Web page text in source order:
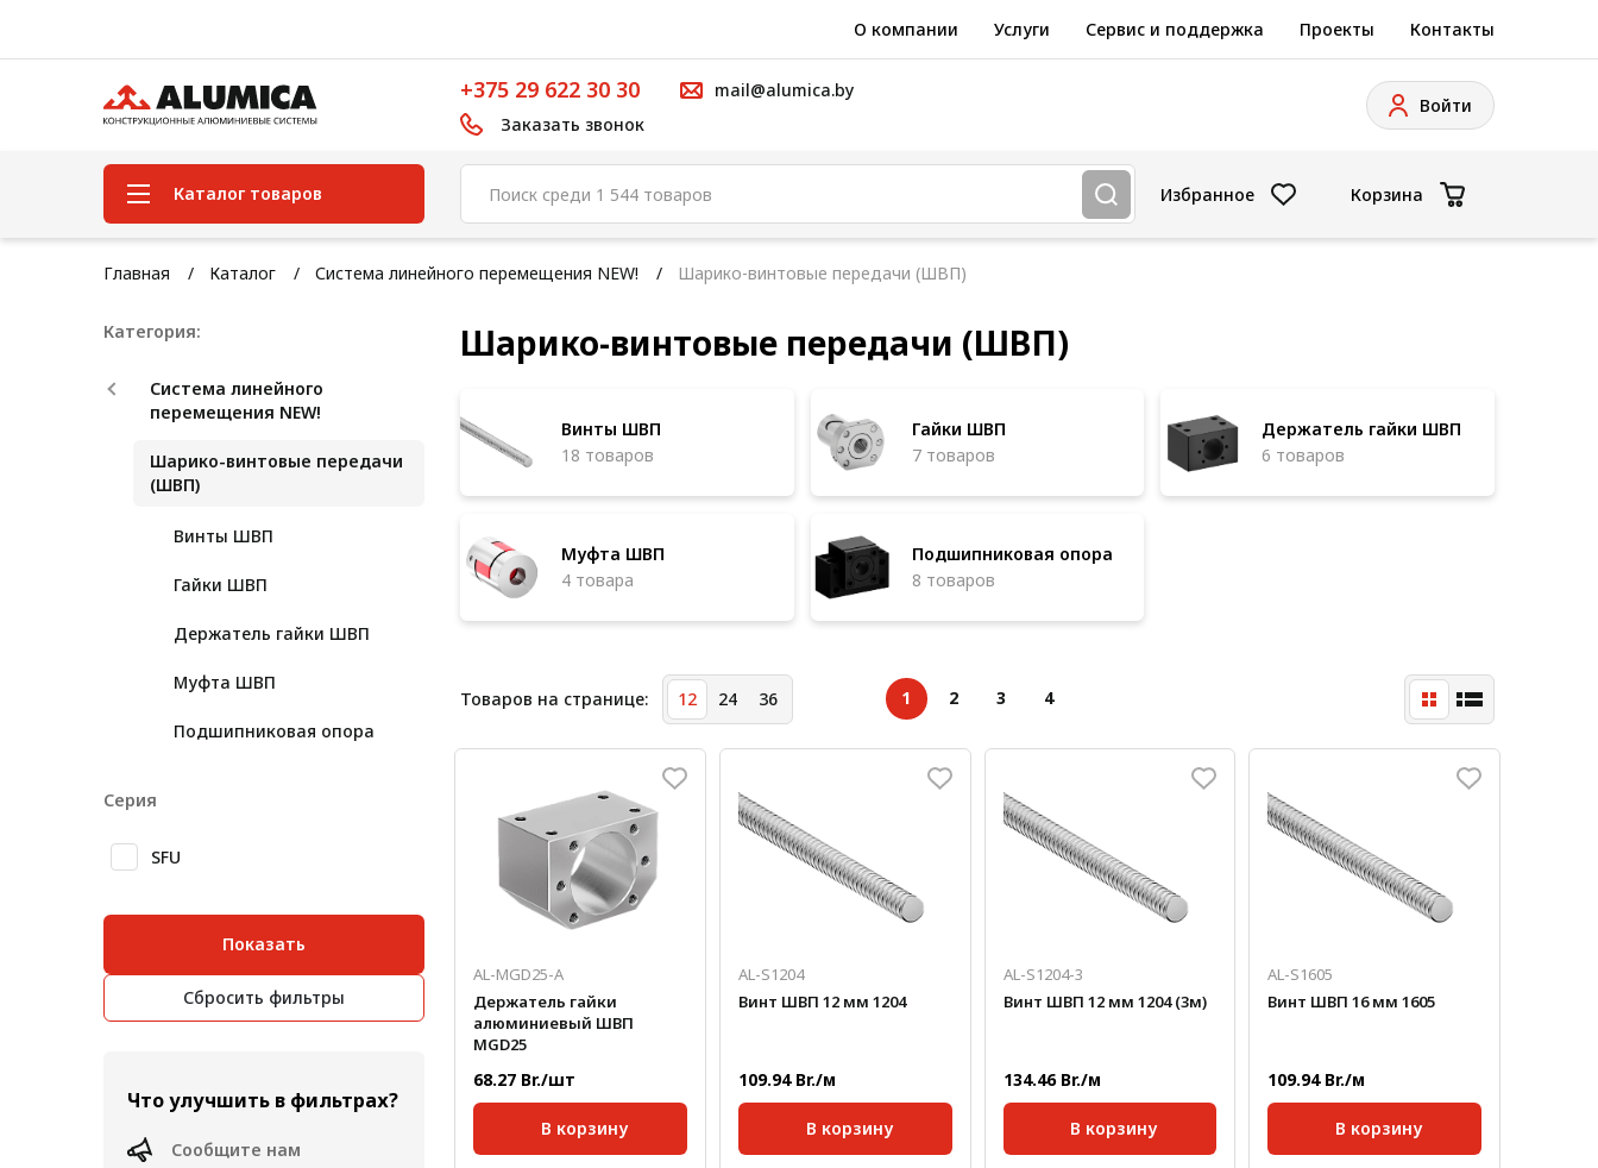
О компании Услуги Сервис и поддержка Проекты Контакты
+375 29 622 30 30
Заказать звонок
mail@alumica.by
Войти
Каталог товаров
Система конструкционного
Конструкционная трубная
Модульная трубная система
Кабельные короба
Лестничная система
Система линейного
ограждения
мебель
Крейты и кассеты Subrack
systems
Профиль строительного
назначения
Радиаторный алюминиевый
профиль NEW!
Метрический крепеж
Конструкции из профиля
Избранное Корзина
Главная Каталог Система линейного перемещения NEW! Шарико-винтовые передачи (ШВП)
Категория:
Система линейного
перемещения NEW!
Шарико-винтовые передачи
(ШВП)
Винты ШВП
Гайки ШВП
Держатель гайки ШВП
Муфта ШВП
Подшипниковая опора
Серия
SFU
Показать
Сбросить фильтры
Что улучшить в фильтрах?
Сообщите нам
Шарико-винтовые передачи (ШВП)
Винты ШВП
18 товаров
Гайки ШВП
7 товаров
Держатель гайки ШВП
6 товаров
Муфта ШВП
4 товара
Подшипниковая опора
8 товаров
Товаров на странице: 12 24 36 1 2 3 4
AL-MGD25-A
Держатель гайки
алюминиевый ШВП
MGD25
68.27 Br./шт
В корзину
AL-S1204
Винт ШВП 12 мм 1204
109.94 Br./м
В корзину
AL-S1204-3
Винт ШВП 12 мм 1204 (3м)
134.46 Br./м
В корзину
AL-S1605
Винт ШВП 16 мм 1605
109.94 Br./м
В корзину